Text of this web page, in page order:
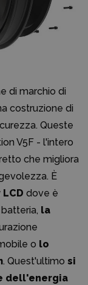
di marchio di
costruzione di
Queste
V5F - l'intero
che migliora
È
dove è
la
o lo
. Quest'ultimo si
dell'energia